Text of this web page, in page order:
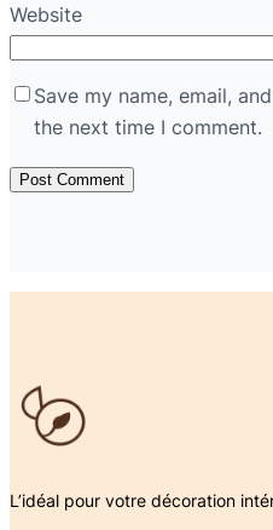
Website
Save my name, email,
the next time I comment.
L’idéal pour votre décoration